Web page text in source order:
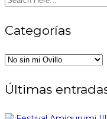
Categorías
Categorías
Últimas